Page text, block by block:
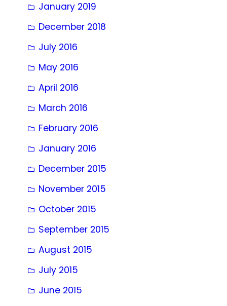
January 2019
December 2018
July 2016
May 2016
April 2016
March 2016
February 2016
January 2016
December 2015
November 2015
October 2015
September 2015
August 2015
July 2015
June 2015